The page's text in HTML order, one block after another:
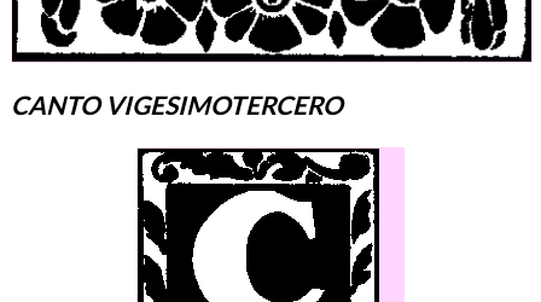
CANTO VIGESIMOTERCERO